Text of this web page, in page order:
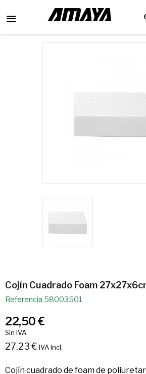

Cojín Cuadrado Foam
Referencia 58003501
22,50 €
Sin IVA
27,23 € IVA Incl.
Cojín cuadrado de foam de